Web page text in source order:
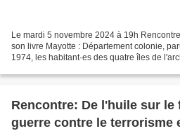
Le mardi 5 novembre 2024 à 19h
son livre Mayotte : Département colonie,
1974, les habitant·es des quatre îles de
Rencontre: De l'huile sur le
guerre contre le terrorisme